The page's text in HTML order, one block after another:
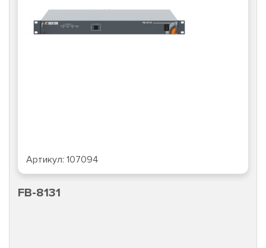
Артикул: 107094
FB-8131